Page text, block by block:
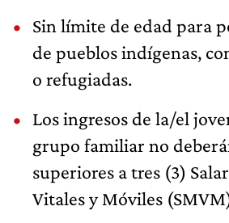
Sin límite de edad para
de pueblos indígenas,
o refugiadas.
Los ingresos de la/el
grupo familiar no
superiores a tres (3)
Vitales y Móviles